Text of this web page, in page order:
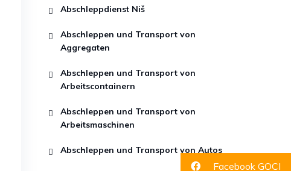
Abschleppdienst Niš
Abschleppen und Transport von
Aggregaten
Abschleppen und Transport von
Arbeitscontainern
Abschleppen und Transport von
Arbeitsmaschinen
Abschleppen und Transport von Autos
Facebook GOCI